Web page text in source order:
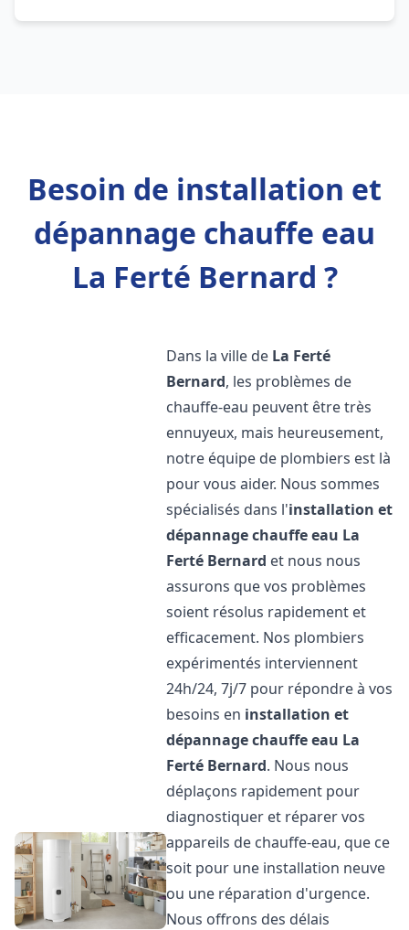
Besoin de installation et
dépannage chauffe eau
La Ferté Bernard ?
Dans la ville de La Ferté
Bernard, les problèmes de
chauffe-eau peuvent être très
ennuyeux, mais heureusement,
notre équipe de plombiers est là
pour vous aider. Nous sommes
spécialisés dans l'installation et
dépannage chauffe eau La
Ferté Bernard et nous nous
assurons que vos problèmes
soient résolus rapidement et
efficacement. Nos plombiers
expérimentés interviennent
24h/24, 7j/7 pour répondre à vos
besoins en installation et
dépannage chauffe eau La
Ferté Bernard. Nous nous
déplaçons rapidement pour
diagnostiquer et réparer vos
appareils de chauffe-eau, que ce
soit pour une installation neuve
ou une réparation d'urgence.
Nous offrons des délais